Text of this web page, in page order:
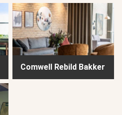
Comwell Rebild Bakker
Comwell Rebild Bakker